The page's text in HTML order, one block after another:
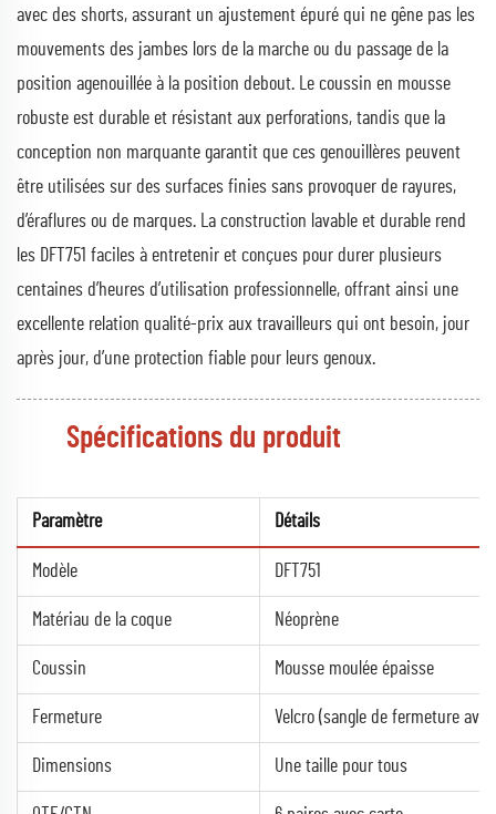
avec des shorts, assurant un ajustement épuré qui ne gêne pas les
mouvements des jambes lors de la marche ou du passage de la
position agenouillée à la position debout. Le coussin en mousse
robuste est durable et résistant aux perforations, tandis que la
conception non marquante garantit que ces genouillères peuvent
être utilisées sur des surfaces finies sans provoquer de rayures,
d’éraflures ou de marques. La construction lavable et durable rend
les DFT751 faciles à entretenir et conçues pour durer plusieurs
centaines d’heures d’utilisation professionnelle, offrant ainsi une
excellente relation qualité-prix aux travailleurs qui ont besoin, jour
après jour, d’une protection fiable pour leurs genoux.
Spécifications du produit
Paramètre Détails
Modèle DFT751
Matériau de la coque Néoprène
Coussin Mousse moulée épaisse
Fermeture Velcro (sangle de fermeture
Dimensions Une taille pour tous